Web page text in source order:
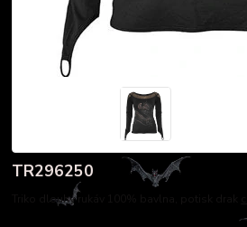
TR296250
Triko dlouhý rukáv 100% bavlna, potisk drak